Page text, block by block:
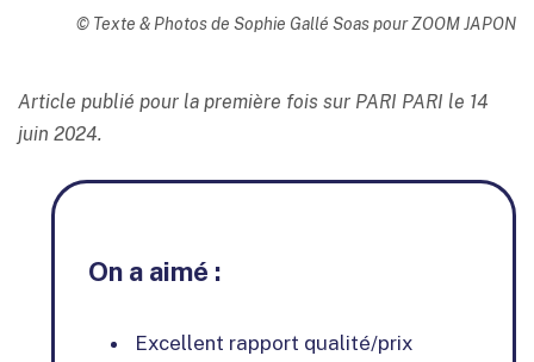
© Texte & Photos de Sophie Gallé Soas pour ZOOM JAPON
Article publié pour la première fois sur PARI PARI le 14
juin 2024.
On a aimé :
Excellent rapport qualité/prix